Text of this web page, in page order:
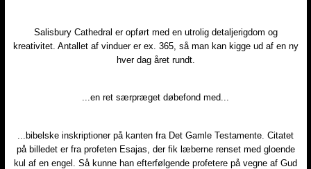
​Salisbury Cathedral er opført med en utrolig detaljerigdom og
kreativitet. Antallet af vinduer er ex. 365, så man kan kigge ud af en ny
hver dag året rundt.
​...en ret særpræget døbefond med...
​...bibelske inskriptioner på kanten fra Det Gamle Testamente. Citatet
på billedet er fra profeten Esajas, der fik læberne renset med gloende
kul af en engel. Så kunne han efterfølgende profetere på vegne af Gud